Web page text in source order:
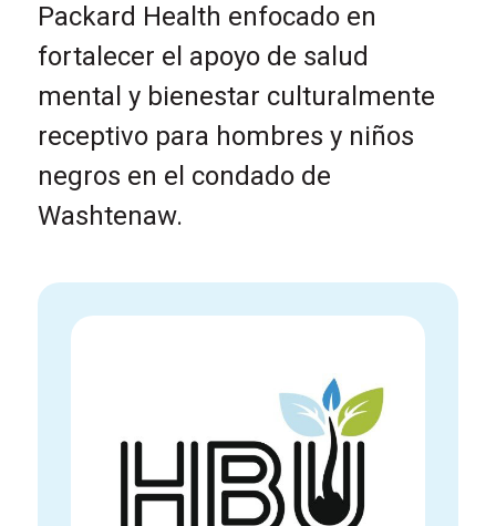
Packard Health enfocado en
fortalecer el apoyo de salud
mental y bienestar culturalmente
receptivo para hombres y niños
negros en el condado de
Washtenaw.